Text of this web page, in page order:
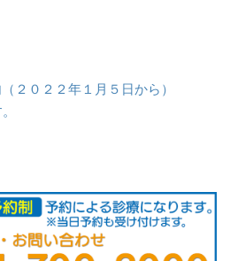
２０２２年１月５日から）